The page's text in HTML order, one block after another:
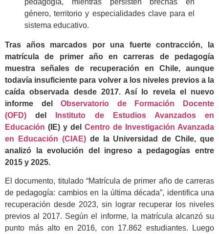
pedagogía, mientras persisten brechas en
género, territorio y especialidades clave para el
sistema educativo.
Tras años marcados por una fuerte contracción, la
matrícula de primer año en carreras de pedagogía
muestra señales de recuperación en Chile, aunque
todavía insuficiente para volver a los niveles previos a la
caída observada desde 2017. Así lo revela el nuevo
informe del
Observatorio de Formación Docente
(OFD) del
Instituto de Estudios Avanzados en
Educación (IE) y del Centro de Investigación Avanzada
en Educación (CIAE) de la Universidad de Chile, que
analizó la evolución del ingreso a pedagogías entre
2015 y 2025.
El documento, titulado “Matrícula de primer año de carreras
de pedagogía: cambios en la última década”, identifica una
recuperación desde 2023, sin lograr recuperar los niveles
previos al 2017. Según el informe, la matrícula alcanzó su
punto más alto en 2016, con 17.862 estudiantes. Luego